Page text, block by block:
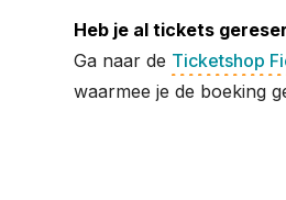
Heb je al tickets
Ga naar de Ticketshop
waarmee je de boeking